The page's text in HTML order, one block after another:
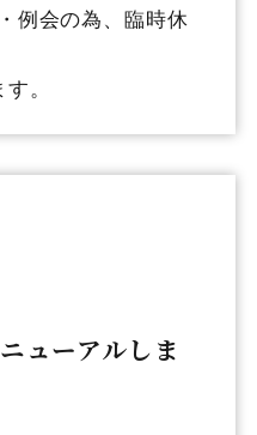
例会の為、臨時休
。
ューアルしま